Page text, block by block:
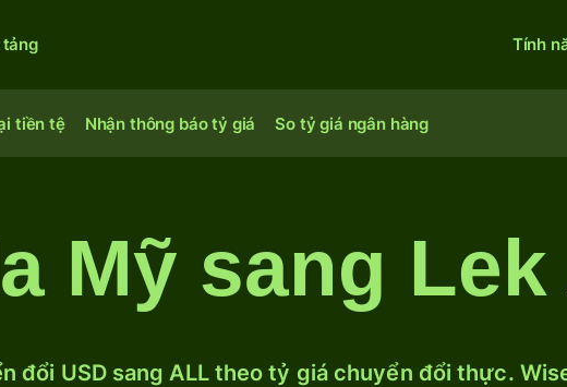
tảng Tính
tiền tệ Nhận thông báo tỷ giá So tỷ giá ngân hàng
Mỹ sang
đổi USD sang ALL theo tỷ giá chuyển đổi thực.